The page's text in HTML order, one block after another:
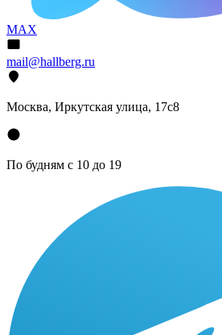
MAX
mail@hallberg.ru
Москва, Иркутская улица, 17с8
По будням с 10 до 19